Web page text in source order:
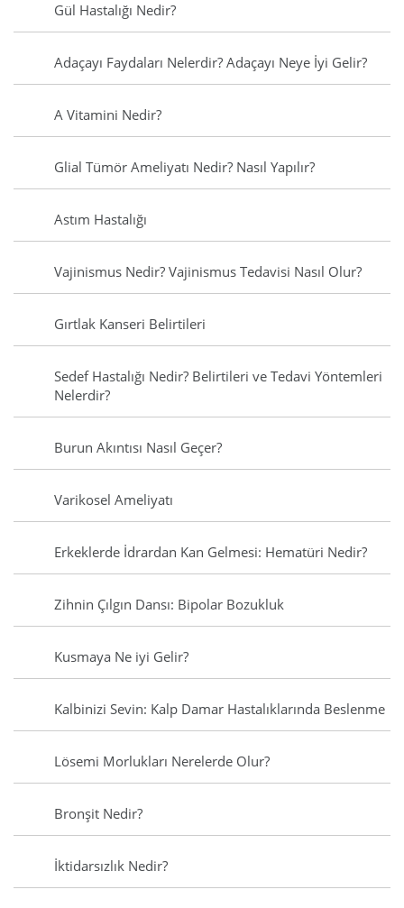
Gül Hastalığı Nedir?
Adaçayı Faydaları Nelerdir? Adaçayı Neye İyi Gelir?
A Vitamini Nedir?
Glial Tümör Ameliyatı Nedir? Nasıl Yapılır?
Astım Hastalığı
Vajinismus Nedir? Vajinismus Tedavisi Nasıl Olur?
Gırtlak Kanseri Belirtileri
Sedef Hastalığı Nedir? Belirtileri ve Tedavi Yöntemleri
Nelerdir?
Burun Akıntısı Nasıl Geçer?
Varikosel Ameliyatı
Erkeklerde İdrardan Kan Gelmesi: Hematüri Nedir?
Zihnin Çılgın Dansı: Bipolar Bozukluk
Kusmaya Ne iyi Gelir?
Kalbinizi Sevin: Kalp Damar Hastalıklarında Beslenme
Lösemi Morlukları Nerelerde Olur?
Bronşit Nedir?
İktidarsızlık Nedir?